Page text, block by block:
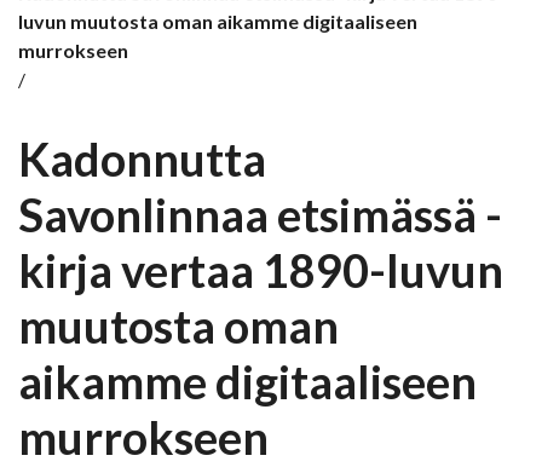
luvun muutosta oman aikamme digitaaliseen
murrokseen
/
Kadonnutta
Savonlinnaa etsimässä -
kirja vertaa 1890-luvun
muutosta oman
aikamme digitaaliseen
murrokseen